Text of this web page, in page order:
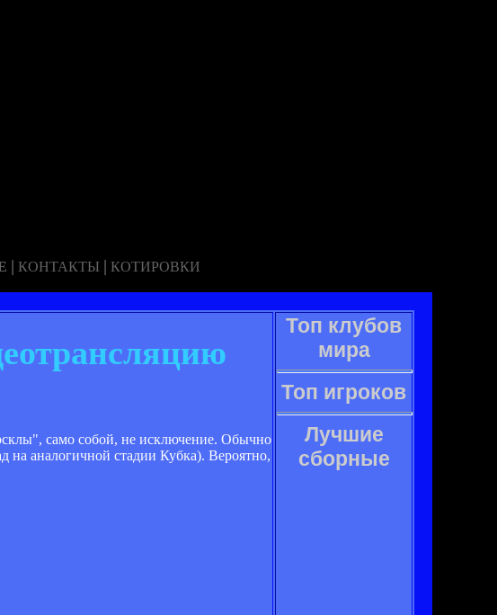
| КОНТАКТЫ | КОТИРОВКИ
само собой, не исключение. Обычно
на аналогичной стадии Кубка). Вероятно,
Топ клубов
мира
Топ игроков
Лучшие
сборные